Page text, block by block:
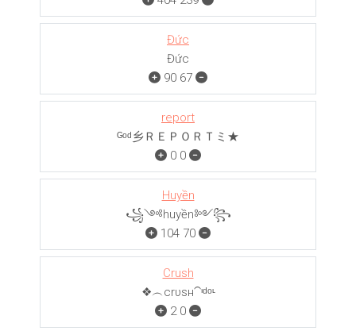
Đức
Đức
90 67
report
ᴳᵒᵈ乡ＲＥＰＯＲＴミ★
0 0
Huyền
꧁༺huyền༻꧂
104 70
Crush
❖︵crυѕн⁀ᶦᵈᵒᶫ
2 0